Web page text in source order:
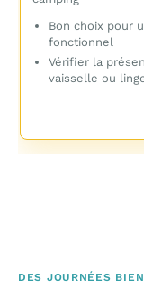
Bon choix pour
fonctionnel
Vérifier la
vaisselle ou
DES JOURNÉES